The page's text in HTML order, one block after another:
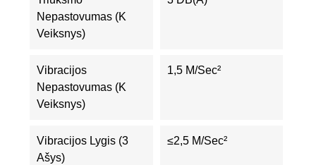
Nepastovumas (K
Veiksnys)
Vibracijos
Nepastovumas (K
Veiksnys)
1,5 M/sec²
Vibracijos Lygis (3
Ašys)
≤2,5 M/sec²